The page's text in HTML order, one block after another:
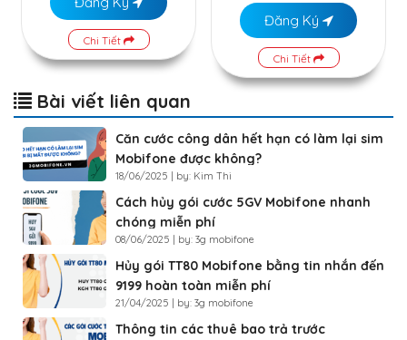
Chi Tiết
Đăng Ký
Chi Tiết
Bài viết liên quan
Căn cước công dân hết hạn có làm lại sim
Mobifone được không?
18/06/2025 | by: Kim Thi
Cách hủy gói cước 5GV Mobifone nhanh
chóng miễn phí
08/06/2025 | by: 3g mobifone
Hủy gói TT80 Mobifone bằng tin nhắn đến
9199 hoàn toàn miễn phí
21/04/2025 | by: 3g mobifone
Thông tin các thuê bao trả trước